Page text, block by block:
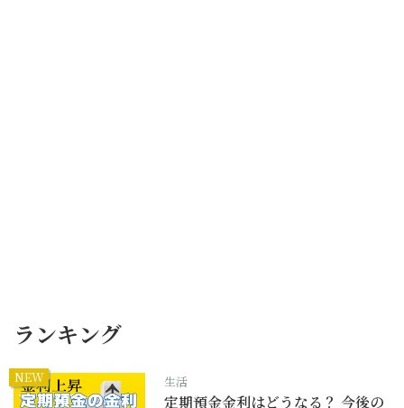
ランキング
NEW 生活
定期預金金利はどうなる？ 今後の